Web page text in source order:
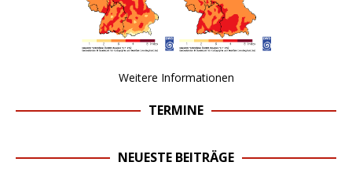
Weitere Informationen
TERMINE
NEUESTE BEITRÄGE